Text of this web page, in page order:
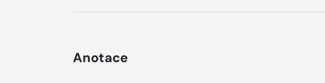
Anotace